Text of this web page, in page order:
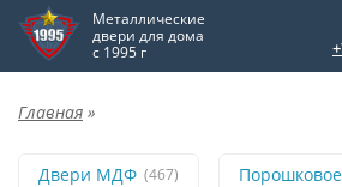
Металлические
двери для дома
с 1995 г
Главная »
Двери МДФ (467)